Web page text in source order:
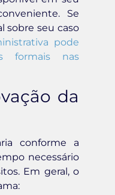
Se
sobre seu caso
pode
formais nas
da
conforme a
necessário
Em geral, o